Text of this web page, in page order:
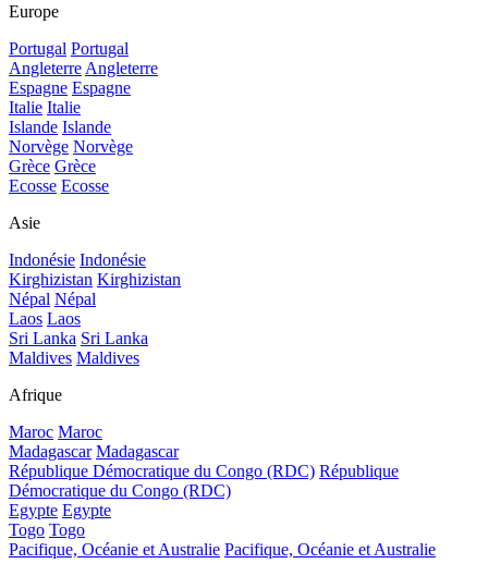
Europe
Portugal Portugal
Angleterre Angleterre
Espagne Espagne
Italie Italie
Islande Islande
Norvège Norvège
Grèce Grèce
Ecosse Ecosse
Asie
Indonésie Indonésie
Kirghizistan Kirghizistan
Népal Népal
Laos Laos
Sri Lanka Sri Lanka
Maldives Maldives
Afrique
Maroc Maroc
Madagascar Madagascar
République Démocratique du Congo (RDC) République
Démocratique du Congo (RDC)
Egypte Egypte
Togo Togo
Pacifique, Océanie et Australie Pacifique, Océanie et Australie